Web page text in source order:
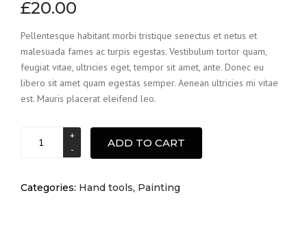
£20.00
Pellentesque habitant morbi tristique senectus et netus et
malesuada fames ac turpis egestas. Vestibulum tortor quam,
feugiat vitae, ultricies eget, tempor sit amet, ante. Donec eu
libero sit amet quam egestas semper. Aenean ultricies mi vitae
est. Mauris placerat eleifend leo.
quantity
ADD TO CART
Categories: Hand tools, Painting